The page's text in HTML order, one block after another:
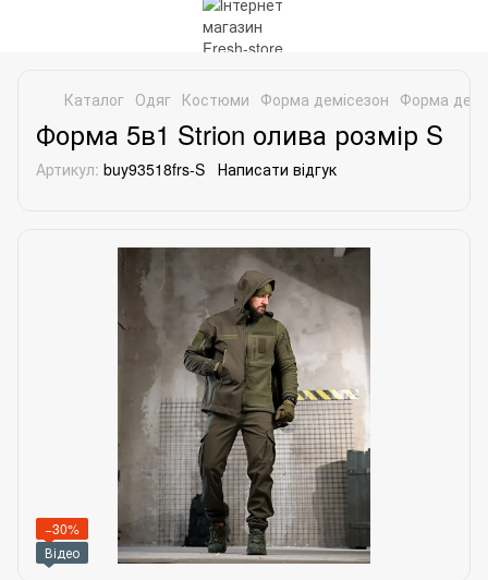
Каталог Одяг Костюми Форма демісезон Форма
Форма 5в1 Strion олива розмір S
Артикул: buy93518frs-S Написати відгук
−30%
Відео